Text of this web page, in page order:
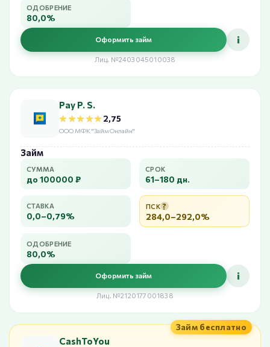
ОДОБРЕНИЕ
80,0%
Оформить займ i
Лиц. №2403045010038
Pay P. S.
★★★★★
★★★★★2,75
ООО МФК "Займ Онлайн"
Займ
СУММА
до 100000 ₽
СРОК
61–180 дн.
СТАВКА
0,0–0,79%
ПСК ?
284,0–292,0%
ОДОБРЕНИЕ
80,0%
Оформить займ i
Лиц. №2120177001838
Займ бесплатно
CashToYou